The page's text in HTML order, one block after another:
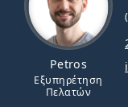
Petros
Εξυπηρέτηση
Πελατών